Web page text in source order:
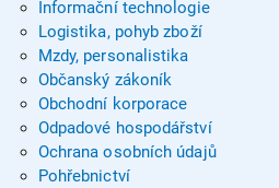
Informační technologie
Logistika, pohyb zboží
Mzdy, personalistika
Občanský zákoník
Obchodní korporace
Odpadové hospodářství
Ochrana osobních údajů
Pohřebnictví